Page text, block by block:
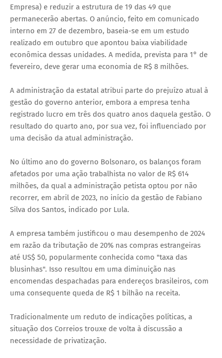
Empresa) e reduzir a estrutura de 19 das 49 que
permanecerão abertas. O anúncio, feito em comunicado
interno em 27 de dezembro, baseia-se em um estudo
realizado em outubro que apontou baixa viabilidade
econômica dessas unidades. A medida, prevista para 1° de
fevereiro, deve gerar uma economia de R$ 8 milhões.
A administração da estatal atribui parte do prejuízo atual à
gestão do governo anterior, embora a empresa tenha
registrado lucro em três dos quatro anos daquela gestão. O
resultado do quarto ano, por sua vez, foi influenciado por
uma decisão da atual administração.
No último ano do governo Bolsonaro, os balanços foram
afetados por uma ação trabalhista no valor de R$ 614
milhões, da qual a administração petista optou por não
recorrer, em abril de 2023, no início da gestão de Fabiano
Silva dos Santos, indicado por Lula.
A empresa também justificou o mau desempenho de 2024
em razão da tributação de 20% nas compras estrangeiras
até US$ 50, popularmente conhecida como "taxa das
blusinhas". Isso resultou em uma diminuição nas
encomendas despachadas para endereços brasileiros, com
uma consequente queda de R$ 1 bilhão na receita.
Tradicionalmente um reduto de indicações políticas, a
situação dos Correios trouxe de volta à discussão a
necessidade de privatização.